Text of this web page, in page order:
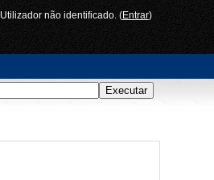
Utilizador não identificado. (Entrar)